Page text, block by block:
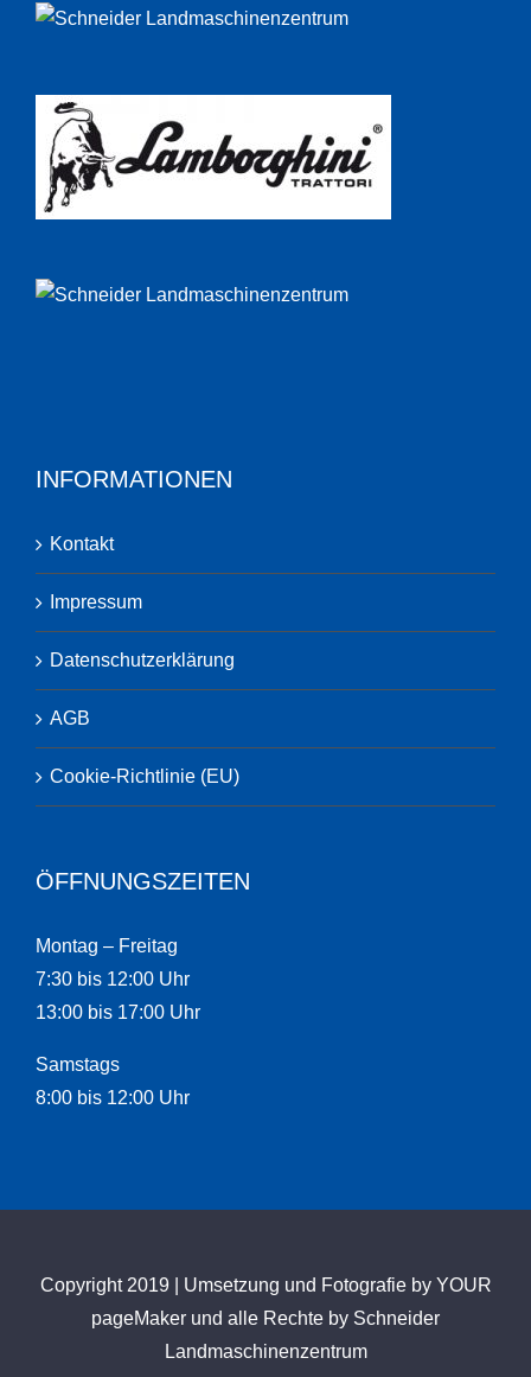
INFORMATIONEN
Kontakt
Impressum
Datenschutzerklärung
AGB
Cookie-Richtlinie (EU)
ÖFFNUNGSZEITEN
Montag – Freitag
7:30 bis 12:00 Uhr
13:00 bis 17:00 Uhr
Samstags
8:00 bis 12:00 Uhr
Copyright 2019 | Umsetzung und Fotografie by YOUR
pageMaker und alle Rechte by Schneider
Landmaschinenzentrum